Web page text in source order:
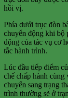
hồi vị.
Phía dưới trục đòn
chuyển động khi bộ
động của tác vụ cơ
tắc hành trình.
Lúc đầu tiếp điểm
chế chấp hành
chuyển sang trạng
trình thường sẽ ở